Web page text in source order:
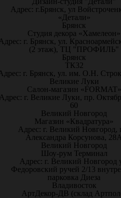
Адрес: г.Брянск, ул
«Детали»
Брянск
Студия декора «Хамелеон»
г. Брянск, ул.
(2 этаж), ТЦ "ПРОФИЛЬ"
Брянск
ТК32
г. Брянск, ул. им. О.Н.
Великие Луки
Салон-магазин «FORMAT»
г. Великие Луки, пр.
60
Великий Новгород
Магазин «Квадратура»
Адрес: г. Великий Новгород,
Александра Корсунова, 28А
Великий Новгород
Шоу-рум Терминал
Адрес: г. Великий Новгород
Федоровский ручей 2/13
парковка Диеза
Владивосток
АртДекор-ДВ (склад